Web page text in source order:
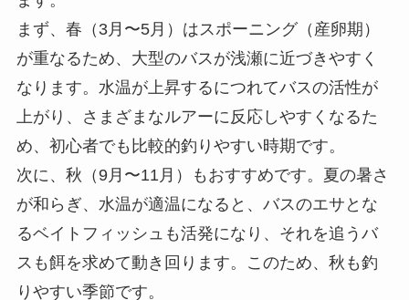
まず、春（3月〜5月）はスポーニング（産卵期）
が重なるため、大型のバスが浅瀬に近づきやすく
なります。水温が上昇するにつれてバスの活性が
上がり、さまざまなルアーに反応しやすくなるた
め、初心者でも比較的釣りやすい時期です。
次に、秋（9月〜11月）もおすすめです。夏の暑さ
が和らぎ、水温が適温になると、バスのエサとな
るベイトフィッシュも活発になり、それを追うバ
スも餌を求めて動き回ります。このため、秋も釣
りやすい季節です。